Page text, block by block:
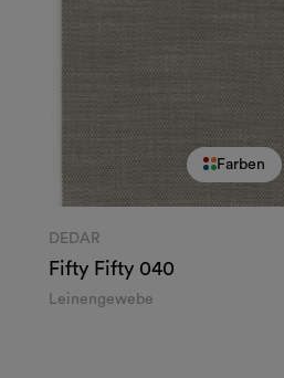
Farben
DEDAR
Fifty Fifty 040
Leinengewebe